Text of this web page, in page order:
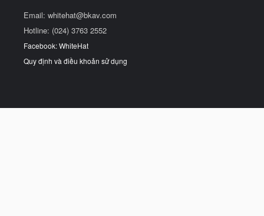
Email: whitehat@bkav.com
Hotline: (024) 3763 2552
Facebook: WhiteHat
Quy định và điều khoản sử dụng